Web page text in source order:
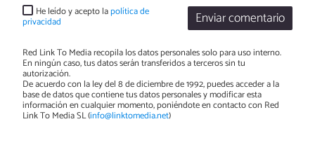
Enviar comentario
He leído y acepto lapolítica de
privacidad
Red Link To Media recopila los datos personales solo para uso interno.
En ningún caso, tus datos serán transferidos a terceros sin tu
autorización.
De acuerdo con la ley del 8 de diciembre de 1992, puedes acceder a la
base de datos que contiene tus datos personales y modificar esta
información en cualquier momento, poniéndote en contacto con Red
Link To Media SL (info@linktomedia.net)